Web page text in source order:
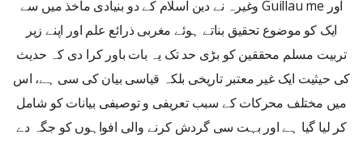
اور Guillau me وغیرہ نے دین اسلام کے دو بنیادی ماخذ میں سے
ایک کو موضوع تحقیق بناتے ہوئے مغربی ذرائع علم اور اپنے زیر
تربیت مسلم محققین کو بڑی حد تک یہ بات باور کرا دی کہ حدیث
کی حیثیت ایک غیر معتبر تاریخی بلکہ قیاسی بیان کی سی ہے، اس
میں مختلف محرکات کے سبب تعریفی و توصیفی بیانات کو شامل
کر لیا گیا ہے اور بہت سی گردش کرنے والی افواہوں کو جگہ دے